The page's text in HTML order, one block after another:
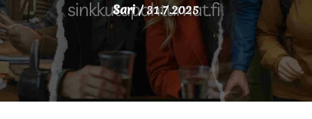
Sari/31.7.2025